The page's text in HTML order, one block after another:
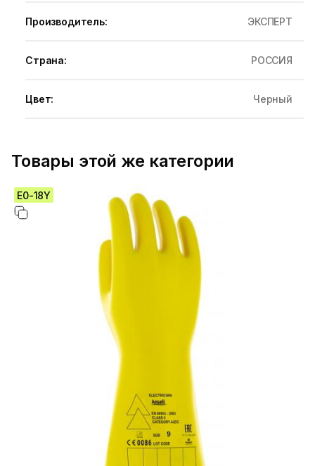
Производитель: ЭКСПЕРТ
Страна: РОССИЯ
Цвет: Черный
Товары этой же категории
E0-18Y